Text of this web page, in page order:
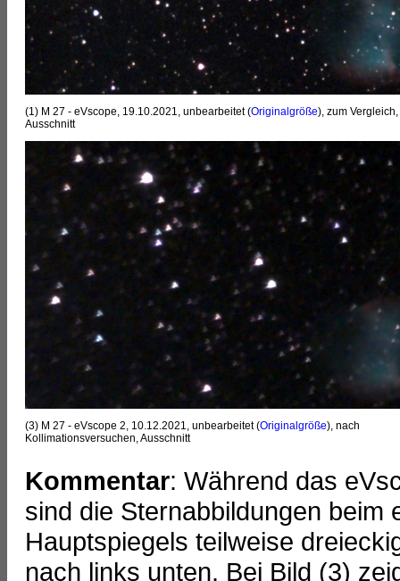
(1) M 27 - eVscope, 19.10.2021, unbearbeitet (Originalgröße), zum Vergleich,
Ausschnitt
(3) M 27 - eVscope 2, 10.12.2021, unbearbeitet (Originalgröße), nach
Kollimationsversuchen, Ausschnitt
Kommentar: Während das
sind die Sternabbildungen
Hauptspiegels teilweise
nach links unten. Bei Bild (3)